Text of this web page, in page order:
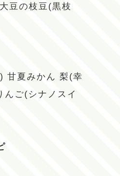
豆の枝豆(黒枝
甘夏みかん 梨(幸
んご(シナノスイ